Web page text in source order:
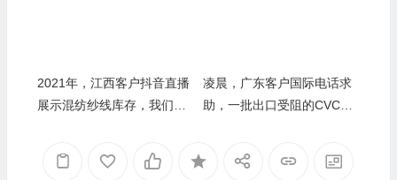
2021年，江西客户抖音直播
展示混纺纱线库存，我们连
凌晨，广东客户国际电话求
助，一批出口受阻的CVC混
价